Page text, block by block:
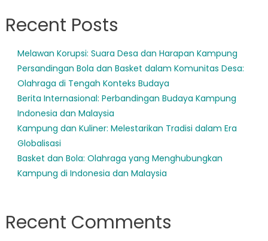
Nias
Recent Posts
Melawan Korupsi: Suara Desa dan Harapan Kampung
Persandingan Bola dan Basket dalam Komunitas Desa:
Olahraga di Tengah Konteks Budaya
Berita Internasional: Perbandingan Budaya Kampung
Indonesia dan Malaysia
Kampung dan Kuliner: Melestarikan Tradisi dalam Era
Globalisasi
Basket dan Bola: Olahraga yang Menghubungkan
Kampung di Indonesia dan Malaysia
Recent Comments